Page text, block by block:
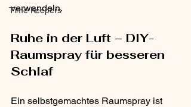
Time Keepers
verwandeln.
Ruhe in der Luft – DIY-
Raumspray für besseren
Schlaf
Ein selbstgemachtes Raumspray ist